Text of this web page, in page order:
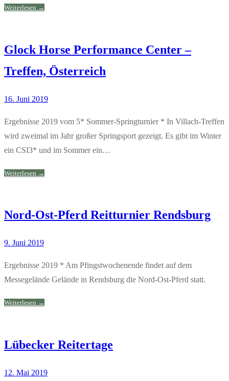
Weiterlesen →
Glock Horse Performance Center –
Treffen, Österreich
16. Juni 2019
Ergebnisse 2019 vom 5* Sommer-Springturnier * In Villach-Treffen
wird zweimal im Jahr großer Springsport gezeigt. Es gibt im Winter
ein CSI3* und im Sommer ein…
Weiterlesen →
Nord-Ost-Pferd Reitturnier Rendsburg
9. Juni 2019
Ergebnisse 2019 * Am Pfingstwochenende findet auf dem
Messegelände Gelände in Rendsburg die Nord-Ost-Pferd statt.
Weiterlesen →
Lübecker Reitertage
12. Mai 2019